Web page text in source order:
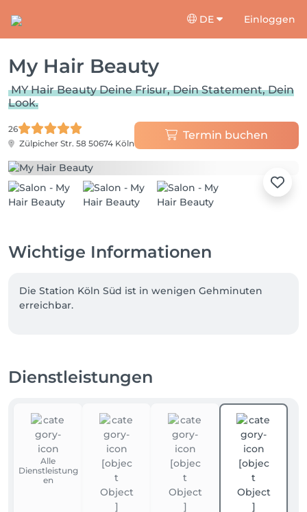
DE Einloggen
My Hair Beauty
MY Hair Beauty Deine Frisur, Dein Statement, Dein
Look.
26
Zülpicher Str. 58 50674 Köln
Termin buchen
Wichtige Informationen
Die Station Köln Süd ist in wenigen Gehminuten
erreichbar.
Dienstleistungen
Alle
Dienstleistung
en